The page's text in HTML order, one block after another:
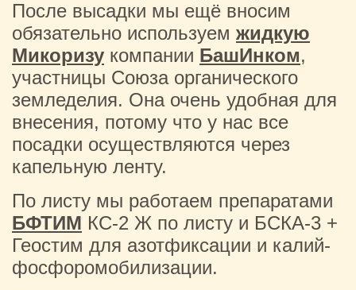
После высадки мы ещё вносим
обязательно используем жидкую
Микоризу компании БашИнком,
участницы Союза органического
земледелия. Она очень удобная для
внесения, потому что у нас все
посадки осуществляются через
капельную ленту.
По листу мы работаем препаратами
БФТИМ КС-2 Ж по листу и БСКА-3 +
Геостим для азотфиксации и калий-
фосфоромобилизации.